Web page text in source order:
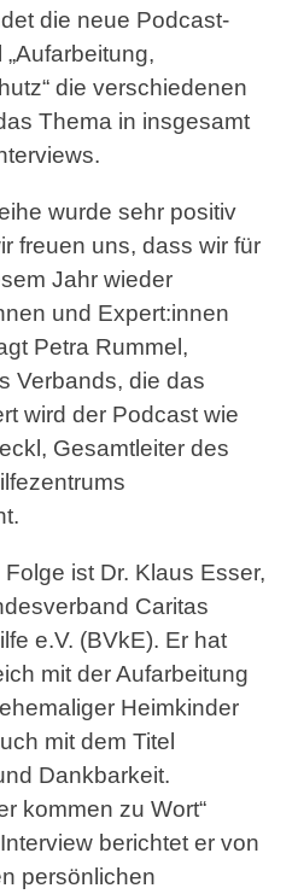
die neue Podcast-
die verschiedenen
Thema in insgesamt
wurde sehr positiv
freuen uns, dass wir für
Jahr wieder
und Expert:innen
Petra Rummel,
Verbands, die das
wird der Podcast wie
Gesamtleiter des
ist Dr. Klaus Esser,
Caritas
e.V. (BVkE). Er hat
mit der Aufarbeitung
Heimkinder
mit dem Titel
Dankbarkeit.
kommen zu Wort“
berichtet er von
persönlichen